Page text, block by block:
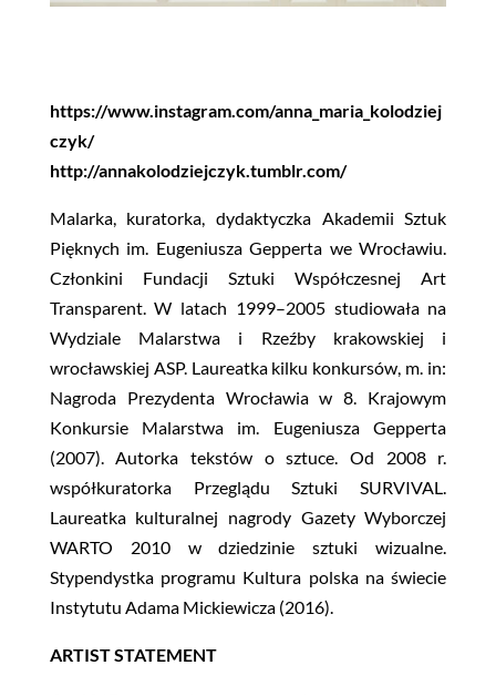
https://www.instagram.com/anna_maria_kolodziej
czyk/
http://annakolodziejczyk.tumblr.com/
Malarka, kuratorka, dydaktyczka Akademii Sztuk
Pięknych im. Eugeniusza Gepperta we Wrocławiu.
Członkini Fundacji Sztuki Współczesnej Art
Transparent. W latach 1999–2005 studiowała na
Wydziale Malarstwa i Rzeźby krakowskiej i
wrocławskiej ASP. Laureatka kilku konkursów, m. in:
Nagroda Prezydenta Wrocławia w 8. Krajowym
Konkursie Malarstwa im. Eugeniusza Gepperta
(2007). Autorka tekstów o sztuce. Od 2008 r.
współkuratorka Przeglądu Sztuki SURVIVAL.
Laureatka kulturalnej nagrody Gazety Wyborczej
WARTO 2010 w dziedzinie sztuki wizualne.
Stypendystka programu Kultura polska na świecie
Instytutu Adama Mickiewicza (2016).
ARTIST STATEMENT